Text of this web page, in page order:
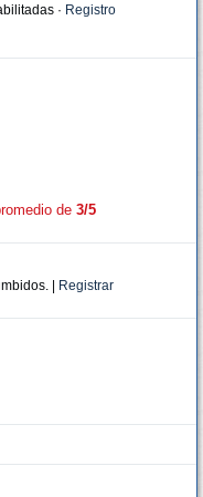
· Registro
de 3/5
| Registrar